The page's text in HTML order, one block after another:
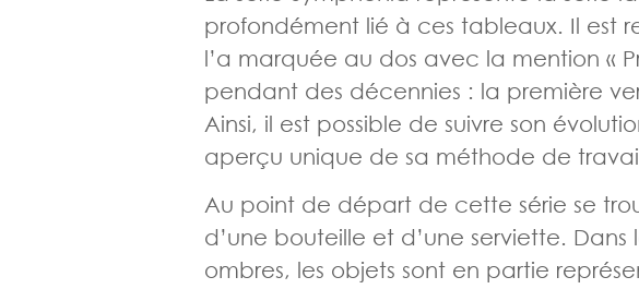
profondément lié à ces tableaux. Il est
l’a marquée au dos avec la mention «
pendant des décennies : la première
Ainsi, il est possible de suivre son
aperçu unique de sa méthode de
Au point de départ de cette série se
d’une bouteille et d’une serviette.
ombres, les objets sont en partie